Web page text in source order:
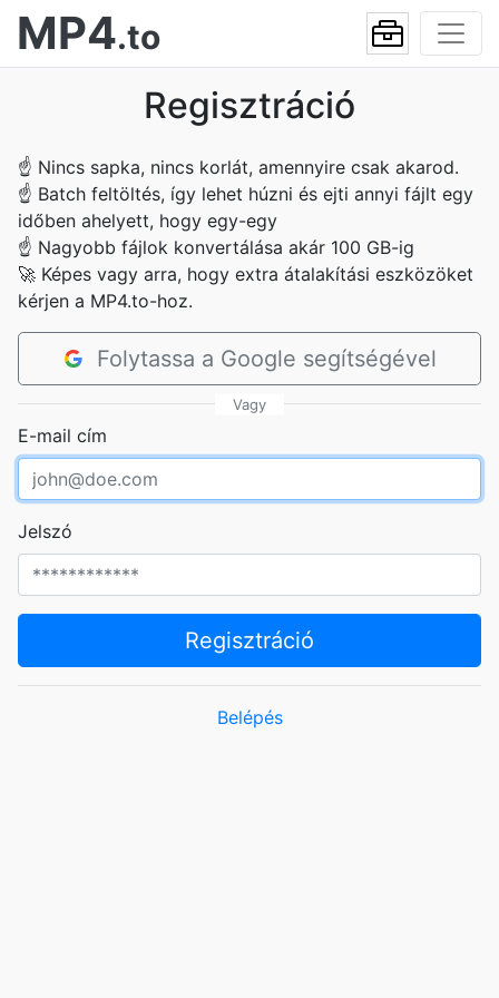
MP4.to
Regisztráció
☝ Nincs sapka, nincs korlát, amennyire csak akarod.
☝ Batch feltöltés, így lehet húzni és ejti annyi fájlt egy
időben ahelyett, hogy egy-egy
☝ Nagyobb fájlok konvertálása akár 100 GB-ig
🚀 Képes vagy arra, hogy extra átalakítási eszközöket
kérjen a MP4.to-hoz.
Folytassa a Google segítségével
Vagy
E-mail cím
Jelszó
Regisztráció
Belépés